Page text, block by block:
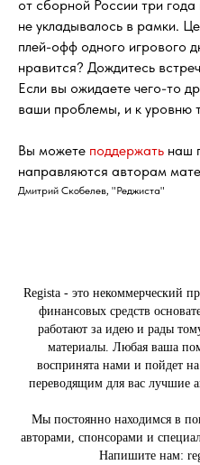
от сборной России три
не укладывалось в рамки.
плей-офф одного игрового
нравится? Дождитесь
Если вы ожидаете чего-то
ваши проблемы, и к уровню
Вы можете поддержать наш
направляются авторам
Дмитрий Скобелев, "Реджиста"
Regista - это некоммерческий
финансовых средств
работают за идею и рады
материалы. Любая ваша
воспринята нами и пойдет
переводящим для вас лучшие
Мы постоянно находимся в
авторами, спонсорами и
Напишите нам: